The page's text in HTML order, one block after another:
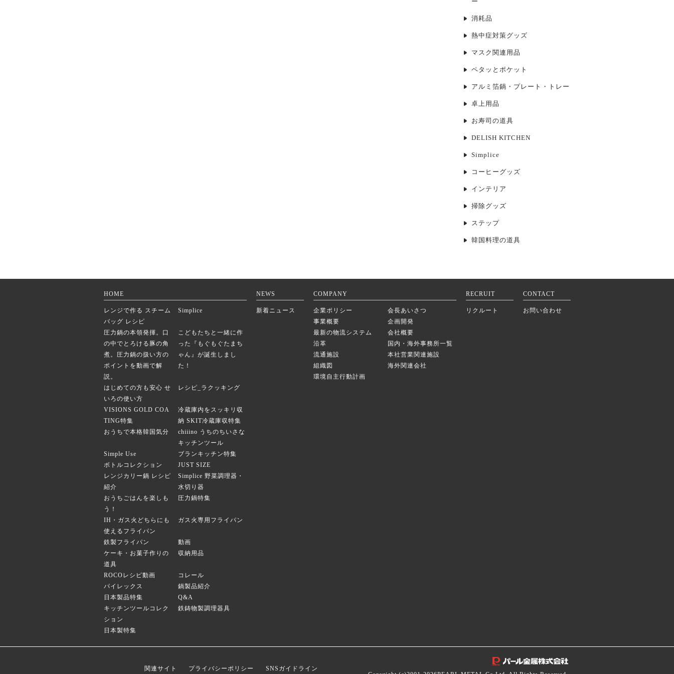
消耗品
熱中症対策グッズ
マスク関連用品
ペタッとポケット
アルミ箔鍋・プレート・トレー
卓上用品
お寿司の道具
DELISH KITCHEN
Simplice
コーヒーグッズ
インテリア
掃除グッズ
ステップ
韓国料理の道具
HOME
レンジで作る スチーム
バッグ レシピ
Simplice
圧力鍋の本領発揮。口
の中でとろける豚の角
煮。圧力鍋の扱い方の
ポイントを動画で解
説。
こどもたちと一緒に作
った『もぐもぐたまち
ゃん』が誕生しまし
た！
はじめての方も安心 せ
いろの使い方
レシピ_ラクッキング
VISIONS GOLD COA
TING特集
冷蔵庫内をスッキリ収
納 SKIT冷蔵庫収特集
おうちで本格韓国気分
chiiino うちのちいさな
キッチンツール
Simple Use
ブランキッチン特集
ボトルコレクション
JUST SIZE
レンジカリー鍋 レシピ
紹介
Simplice 野菜調理器・
水切り器
おうちごはんを楽しも
う！
圧力鍋特集
IH・ガス火どちらにも
使えるフライパン
ガス火専用フライパン
鉄製フライパン
動画
ケーキ・お菓子作りの
道具
収納用品
ROCOレシピ動画
コレール
パイレックス
鍋製品紹介
日本製品特集
Q&A
キッチンツールコレク
ション
鉄鋳物製調理器具
日本製特集
NEWS
新着ニュース
COMPANY
企業ポリシー
会長あいさつ
事業概要
企画開発
最新の物流システム
会社概要
沿革
国内・海外事務所一覧
流通施設
本社営業関連施設
組織図
海外関連会社
環境自主行動計画
RECRUIT
リクルート
CONTACT
お問い合わせ
関連サイト プライバシーポリシー
SNSガイドライン